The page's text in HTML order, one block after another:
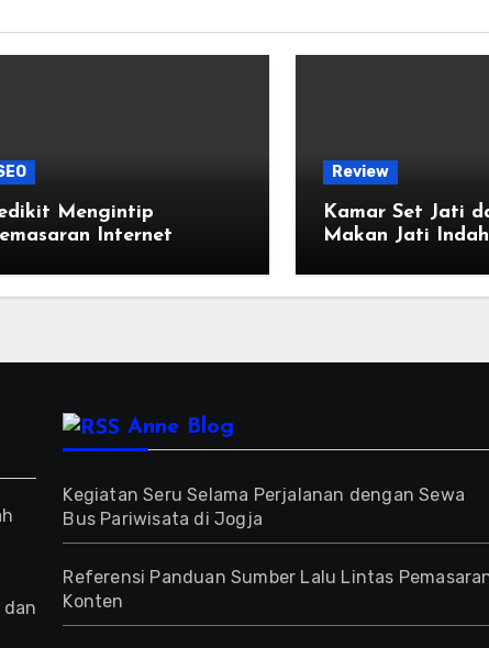
Mengintip
Internet
Review
Kamar Set Jati
Makan Jati
dan
Anne Blog
Kegiatan Seru Selama Perjalanan dengan Sewa
Bus Pariwisata di Jogja
Referensi Panduan Sumber Lalu Lintas
Konten